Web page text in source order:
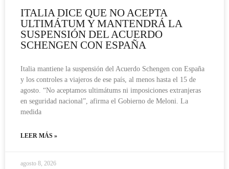
ITALIA DICE QUE NO ACEPTA
ULTIMÁTUM Y MANTENDRÁ LA
SUSPENSIÓN DEL ACUERDO
SCHENGEN CON ESPAÑA
Italia mantiene la suspensión del Acuerdo Schengen con España
y los controles a viajeros de ese país, al menos hasta el 15 de
agosto. “No aceptamos ultimátums ni imposiciones extranjeras
en seguridad nacional”, afirma el Gobierno de Meloni. La
medida
LEER MÁS »
agosto 8, 2026